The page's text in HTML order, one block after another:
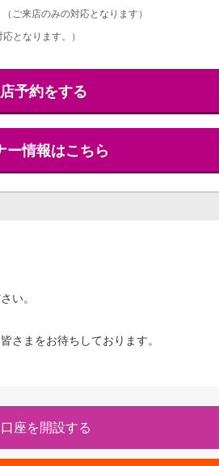
ご来店のみの対応となります）
となります。）
予約をする
ー情報はこちら
い。
さまをお待ちしております。
口座を開設する